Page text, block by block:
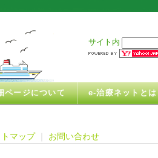
サイト内
ページについて e-治療ネットとは
マップ｜ お問い合わせ